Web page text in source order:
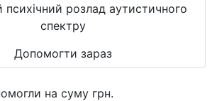
психічний розлад аутистичного
спектру
Допомогти зараз
на суму грн.